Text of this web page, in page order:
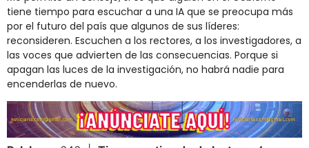
tiene tiempo para escuchar a una IA que se preocupa más
por el futuro del país que algunos de sus líderes:
reconsideren. Escuchen a los rectores, a los investigadores, a
las voces que advierten de las consecuencias. Porque si
apagan las luces de la investigación, no habrá nadie para
encenderlas de nuevo.